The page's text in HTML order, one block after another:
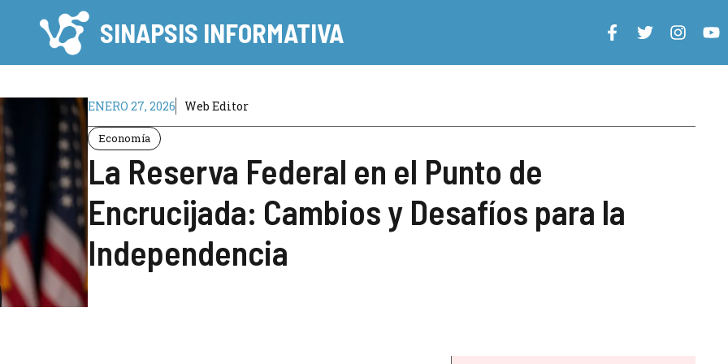
SINAPSIS INFORMATIVA
ENERO 27, 2026 Web Editor
Economía
La Reserva Federal en el Punto de
Encrucijada: Cambios y Desafíos para la
Independencia